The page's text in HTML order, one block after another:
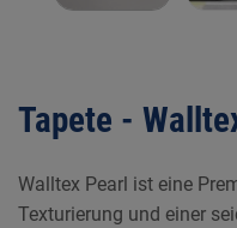
Tapete -
Walltex Pearl ist eine
Texturierung und einer